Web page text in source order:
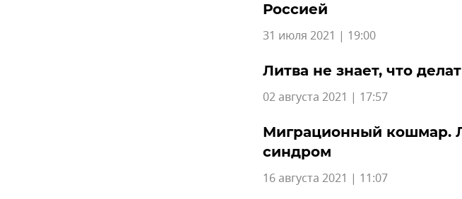
Россией
31 июля 2021 | 19:00
Литва не знает, что
02 августа 2021 | 17:57
Миграционный кошмар.
синдром
16 августа 2021 | 11:07